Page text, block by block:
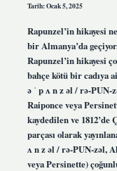
Tarih: Ocak 5, 2025
Rapunzel’in hikayesi
bir Almanya’da
Rapunzel’in hikayesi
bahçe kötü bir cadıya
ə ˈ p ʌ n z əl / rə-
Raiponce veya
kaydedilen ve
parçası olarak
ʌ n z əl / rə-PUN-zəl,
veya Persinette)